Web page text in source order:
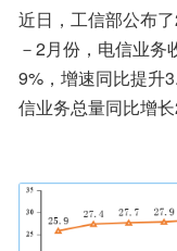
近日，工信部公布
－2月份，电信业
9%，增速同比提升
信业务总量同比增长